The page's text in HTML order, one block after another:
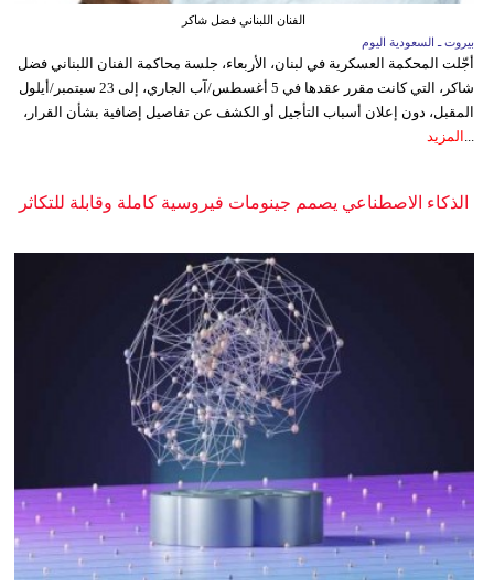
الفنان اللبناني فضل شاكر
بيروت ـ السعودية اليوم
أجّلت المحكمة العسكرية في لبنان، الأربعاء، جلسة محاكمة الفنان اللبناني فضل
شاكر، التي كانت مقرر عقدها في 5 أغسطس/آب الجاري، إلى 23 سبتمبر/أيلول
المقبل، دون إعلان أسباب التأجيل أو الكشف عن تفاصيل إضافية بشأن القرار،
المزيد
الذكاء الاصطناعي يصمم جينومات فيروسية كاملة وقابلة للتكاثر